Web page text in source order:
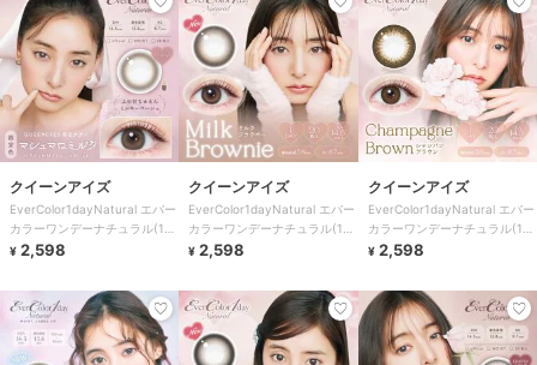
クイーンアイズ
EverColor1dayNatural エバー
カラーワンデーナチュラル(1箱
20枚)
¥ 2,598
クイーンアイズ
EverColor1dayNatural エバー
カラーワンデーナチュラル(1箱
20枚)
¥ 2,598
クイーンアイズ
EverColor1dayNatural エバー
カラーワンデーナチュラル(1箱
20枚)
¥ 2,598